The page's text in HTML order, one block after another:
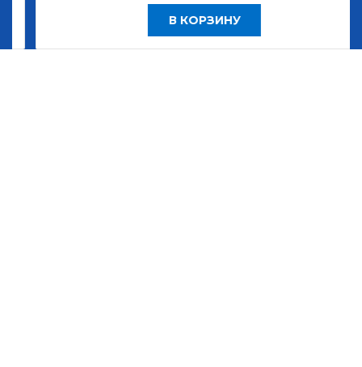
В КОРЗИНУ